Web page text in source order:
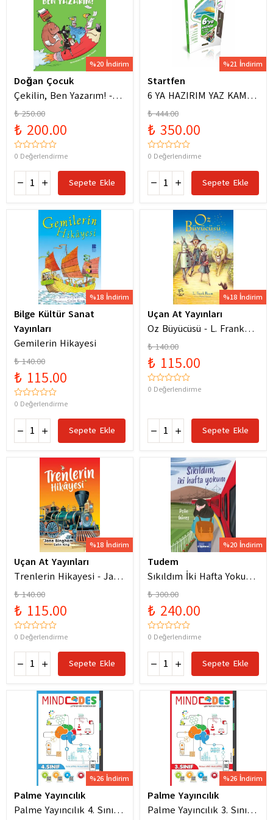
%20 İndirim
Doğan Çocuk
Çekilin, Ben Yazarım! -
Anıl Basılı
₺ 250.00
₺ 200.00
0 Değerlendirme
Sepete Ekle
%21 İndirim
Startfen
6 YA HAZIRIM YAZ KAMPI
FÖYLERİ
₺ 444.00
₺ 350.00
0 Değerlendirme
Sepete Ekle
%18 İndirim
Bilge Kültür Sanat
Yayınları
Gemilerin Hikayesi
₺ 140.00
₺ 115.00
0 Değerlendirme
Sepete Ekle
%18 İndirim
Uçan At Yayınları
Oz Büyücüsü - L. Frank
Baum
₺ 140.00
₺ 115.00
0 Değerlendirme
Sepete Ekle
%18 İndirim
Uçan At Yayınları
Trenlerin Hikayesi - Jane
Bingham
₺ 140.00
₺ 115.00
0 Değerlendirme
Sepete Ekle
%20 İndirim
Tudem
Sıkıldım İki Hafta Yokum
Pelin Güneş
₺ 300.00
₺ 240.00
0 Değerlendirme
Sepete Ekle
%26 İndirim
Palme Yayıncılık
Palme Yayıncılık 4. Sınıf
%26 İndirim
Palme Yayıncılık
Palme Yayıncılık 3. Sınıf